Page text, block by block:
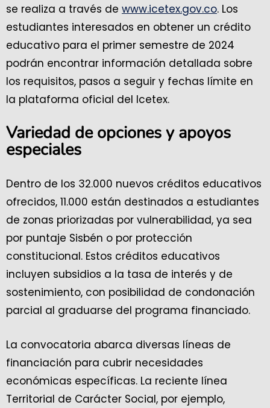
se realiza a través de www.icetex.gov.co. Los
estudiantes interesados en obtener un crédito
educativo para el primer semestre de 2024
podrán encontrar información detallada sobre
los requisitos, pasos a seguir y fechas límite en
la plataforma oficial del Icetex.
Variedad de opciones y apoyos
especiales
Dentro de los 32.000 nuevos créditos educativos
ofrecidos, 11.000 están destinados a estudiantes
de zonas priorizadas por vulnerabilidad, ya sea
por puntaje Sisbén o por protección
constitucional. Estos créditos educativos
incluyen subsidios a la tasa de interés y de
sostenimiento, con posibilidad de condonación
parcial al graduarse del programa financiado.
La convocatoria abarca diversas líneas de
financiación para cubrir necesidades
económicas específicas. La reciente línea
Territorial de Carácter Social, por ejemplo,